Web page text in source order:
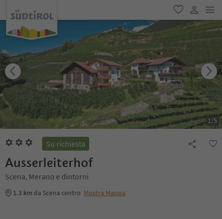
favoriti
user link
1/5
Su richiesta
Ausserleiterhof
Scena, Merano e dintorni
1.3 km da Scena centro Mostra Mappa